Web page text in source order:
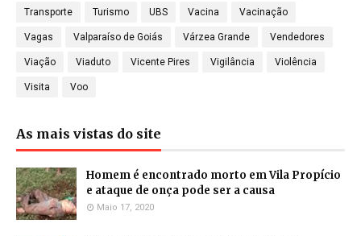
Transporte Turismo UBS Vacina Vacinação
Vagas Valparaíso de Goiás Várzea Grande Vendedores
Viação Viaduto Vicente Pires Vigilância Violência
Visita Voo
As mais vistas do site
Homem é encontrado morto em Vila Propício
e ataque de onça pode ser a causa
Maio 17, 2020